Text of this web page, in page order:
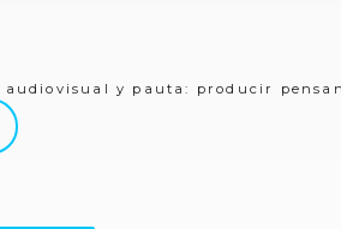
audiovisual y pauta: producir